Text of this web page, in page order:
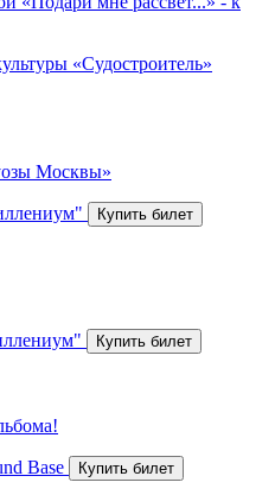
«Судостроитель»
Москвы»
Base